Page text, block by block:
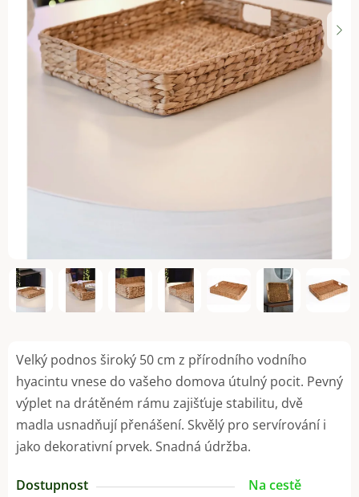
Velký podnos široký 50 cm z přírodního vodního
hyacintu vnese do vašeho domova útulný pocit. Pevný
výplet na drátěném rámu zajišťuje stabilitu, dvě
madla usnadňují přenášení. Skvělý pro servírování i
jako dekorativní prvek. Snadná údržba.
Dostupnost
Na cestě